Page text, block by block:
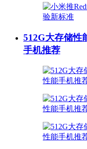
512G大存储性
手机推荐